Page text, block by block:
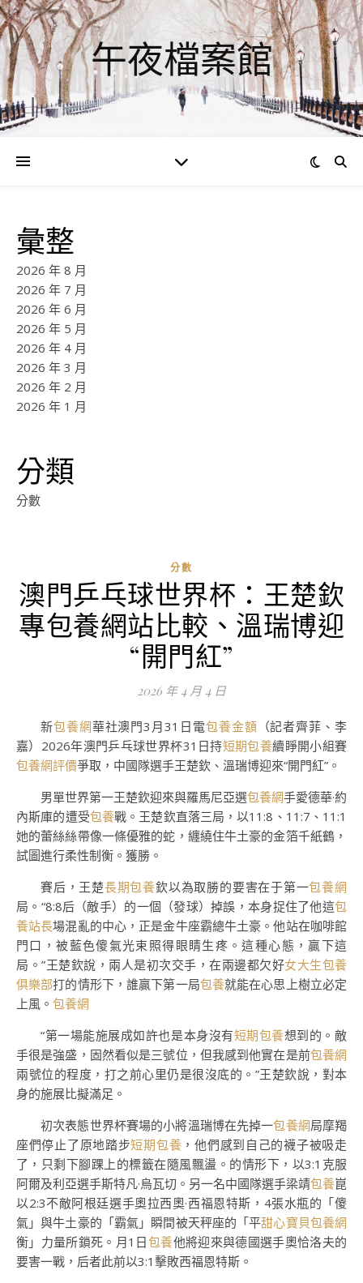
午夜檔案館
彙整
2026 年 8 月
2026 年 7 月
2026 年 6 月
2026 年 5 月
2026 年 4 月
2026 年 3 月
2026 年 2 月
2026 年 1 月
分類
分數
分數
澳門乒乓球世界杯：王楚欽
專包養網站比較、溫瑞博迎
“開門紅”
2026 年 4 月 4 日
新包養網華社澳門3月31日電包養金額 （記者齊菲、李
嘉）2026年澳門乒乓球世界杯31日持短期包養續睜開小組賽
包養網評價爭取，中國隊選手王楚欽、溫瑞博迎來“開門紅”。
男單世界第一王楚欽迎來與羅馬尼亞選包養網手愛德華·約
內斯庫的遭受包養戰。王楚欽直落三局，以11:8、11:7、11:1
她的蕾絲絲帶像一條優雅的蛇，纏繞住牛土豪的金箔千紙鶴，
試圖進行柔性制衡。獲勝。
賽后，王楚長期包養欽以為取勝的要害在于第一包養網
局。“8:8后（敵手）的一個（發球）掉誤，本身捉住了他這包
養站長場混亂的中心，正是金牛座霸總牛土豪。他站在咖啡館
門口，被藍色傻氣光束照得眼睛生疼。這種心態，贏下這
局。”王楚欽說，兩人是初次交手，在兩邊都欠好女大生包養
俱樂部打的情形下，誰贏下第一局包養就能在心思上樹立必定
上風。 包養網
“第一場能施展成如許也是本身沒有短期包養想到的。敵
手很是強盛，固然看似是三號位，但我感到他實在是前包養網
兩號位的程度，打之前心里仍是很沒底的。”王楚欽說，對本
身的施展比擬滿足。
初次表態世界杯賽場的小將溫瑞博在先掉一包養網局摩羯
座們停止了原地踏步短期包養 ，他們感到自己的襪子被吸走
了，只剩下腳踝上的標籤在隨風飄盪。的情形下，以3:1克服
阿爾及利亞選手斯特凡·烏瓦切。另一名中國隊選手梁靖包養崑
以2:3不敵阿根廷選手奧拉西奧·西福恩特斯，4張水瓶的「傻
氣」與牛土豪的「霸氣」瞬間被天秤座的「平甜心寶貝包養網
衡」力量所鎖死。月1日包養他將迎來與德國選手奧恰洛夫的
要害一戰，后者此前以3:1擊敗西福恩特斯。
0